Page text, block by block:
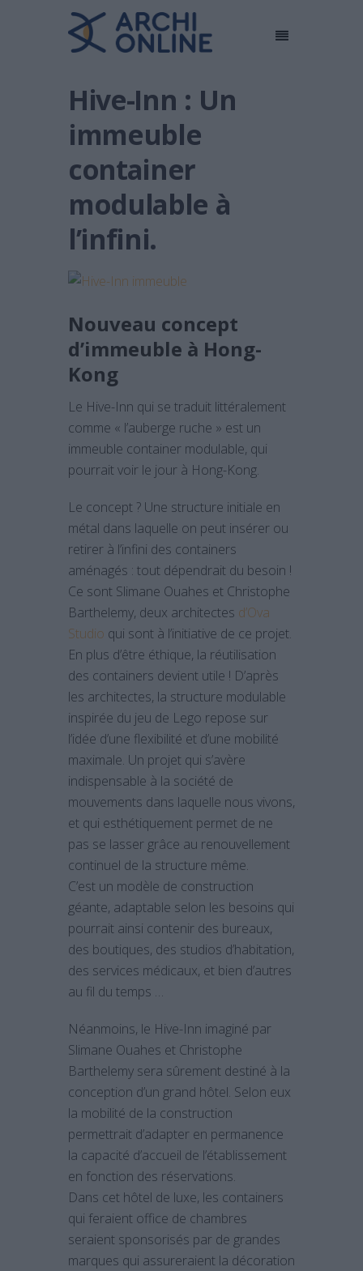
Hive-Inn : Un
immeuble
container
modulable à
l’infini.
Nouveau concept
d’immeuble à Hong-
Kong
Le Hive-Inn qui se traduit littéralement
comme « l’auberge ruche » est un
immeuble container modulable, qui
pourrait voir le jour à Hong-Kong.
Le concept ? Une structure initiale en
métal dans laquelle on peut insérer ou
retirer à l’infini des containers
aménagés : tout dépendrait du besoin !
Ce sont Slimane Ouahes et Christophe
Barthelemy, ‪deux architectes‬ d’Ova
Studio qui sont à l’initiative de ce projet.
En plus d’être éthique, la réutilisation
des containers devient utile ! D’après
les architectes, la structure modulable
inspirée du jeu de Lego repose sur
l’idée d’une flexibilité et d’une mobilité
maximale. Un projet qui s’avère
indispensable à la société de
mouvements dans laquelle nous vivons,
et qui esthétiquement permet de ne
pas se lasser grâce au renouvellement
continuel de la structure même.
C’est un modèle de construction
géante, adaptable selon les besoins qui
pourrait ainsi contenir des bureaux,
des boutiques, des studios d’habitation,
des services médicaux, et bien d’autres
au fil du temps …
Néanmoins, le Hive-Inn imaginé par
Slimane Ouahes et Christophe
Barthelemy sera sûrement destiné à la
conception d’un grand hôtel. Selon eux
la mobilité de la construction
permettrait d’adapter en permanence
la capacité d’accueil de l’établissement
en fonction des réservations.
Dans cet hôtel de luxe, les containers
qui feraient office de chambres
seraient sponsorisés par de grandes
marques qui assureraient la décoration